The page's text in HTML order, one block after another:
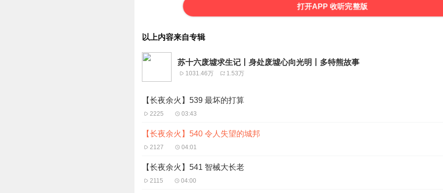
打开APP 收听完整版
以上内容来自专辑
苏十六废墟求生记丨身处废墟心向光明丨多特熊故事
1031.46万 1.53万
【长夜余火】539 最坏的打算
2225 03:43
【长夜余火】540 令人失望的城邦
2127 04:01
【长夜余火】541 智械大长老
2115 04:00